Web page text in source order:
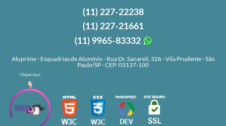
(11) 227-22238
(11) 227-21661
(11) 9965-83332
Aluprime - Esquadrias de Alumínio - Rua Dr. Sanareli, 326 - Vila Prudente - São
Paulo/SP - CEP: 03137-100